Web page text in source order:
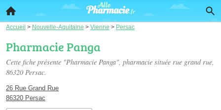
Accueil > Nouvelle-Aquitaine > Vienne > Persac
Pharmacie Panga
Cette fiche présente "Pharmacie Panga", pharmacie située rue grand rue,
86320 Persac.
26 Rue Grand Rue
86320 Persac